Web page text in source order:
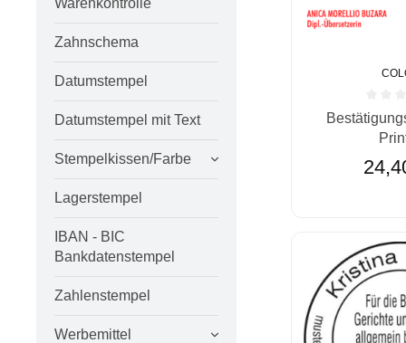
Warenkontrolle
Zahnschema
Datumstempel
Datumstempel mit Text
Stempelkissen/Farbe
Lagerstempel
IBAN - BIC
Bankdatenstempel
Zahlenstempel
Werbemittel